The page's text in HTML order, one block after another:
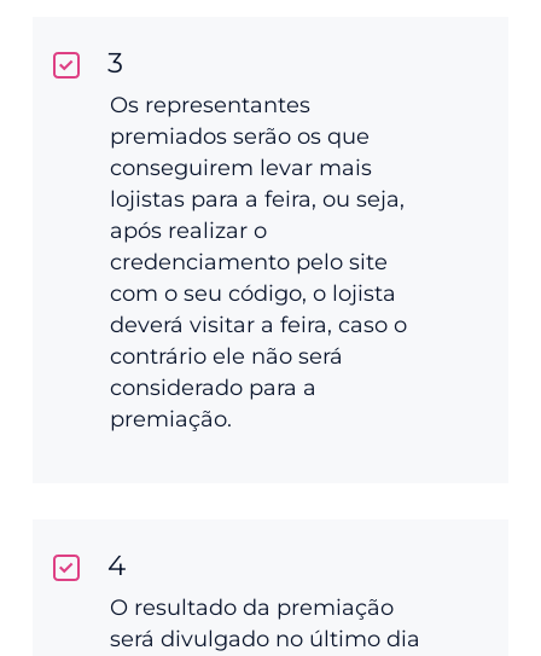
3
Os representantes
premiados serão os que
conseguirem levar mais
lojistas para a feira, ou seja,
após realizar o
credenciamento pelo site
com o seu código, o lojista
deverá visitar a feira, caso o
contrário ele não será
considerado para a
premiação.
4
O resultado da premiação
será divulgado no último dia